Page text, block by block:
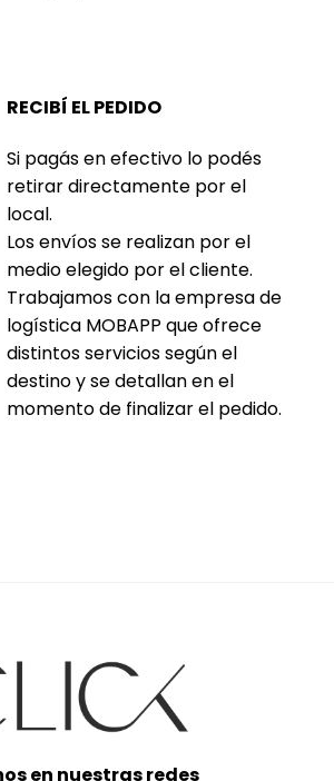
RECIBÍ EL PEDIDO
Si pagás en efectivo lo podés
retirar directamente por el
local.
Los envíos se realizan por el
medio elegido por el cliente.
Trabajamos con la empresa de
logística MOBAPP que ofrece
distintos servicios según el
destino y se detallan en el
momento de finalizar el pedido.
en nuestras redes